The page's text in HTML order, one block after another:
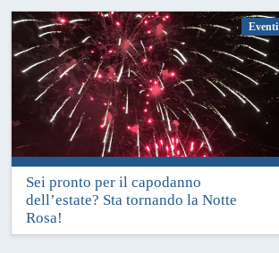
Eventi
20 Giugno 2018
Sei pronto per il capodanno
dell’estate? Sta tornando la Notte
Rosa!